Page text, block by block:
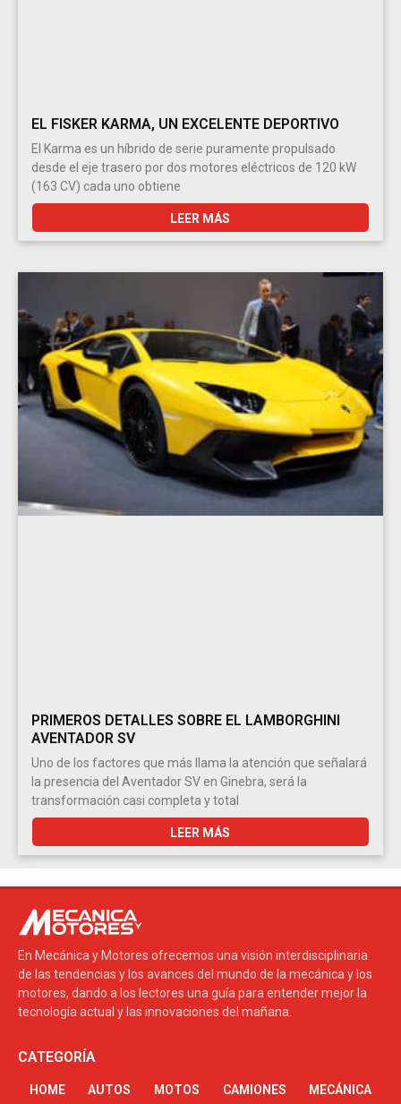
EL FISKER KARMA, UN EXCELENTE DEPORTIVO
El Karma es un híbrido de serie puramente propulsado
desde el eje trasero por dos motores eléctricos de 120 kW
(163 CV) cada uno obtiene
LEER MÁS
PRIMEROS DETALLES SOBRE EL LAMBORGHINI
AVENTADOR SV
Uno de los factores que más llama la atención que señalará
la presencia del Aventador SV en Ginebra, será la
transformación casi completa y total
LEER MÁS
En Mecánica y Motores ofrecemos una visión interdisciplinaria
de las tendencias y los avances del mundo de la mecánica y los
motores, dando a los lectores una guía para entender mejor la
tecnología actual y las innovaciones del mañana.
CATEGORÍA
HOME AUTOS MOTOS CAMIONES MECÁNICA